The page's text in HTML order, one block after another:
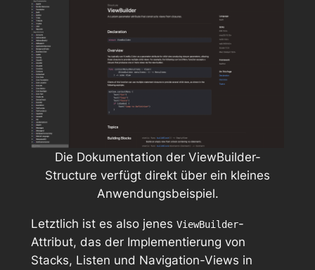
Die Dokumentation der ViewBuilder-
Structure verfügt direkt über ein kleines
Anwendungsbeispiel.
Letztlich ist es also jenes ViewBuilder-
Attribut, das der Implementierung von
Stacks, Listen und Navigation-Views in